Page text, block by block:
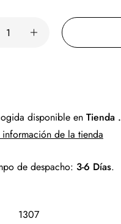
disponible en Tienda .
de la tienda
de despacho: 3-6 Días.
1307